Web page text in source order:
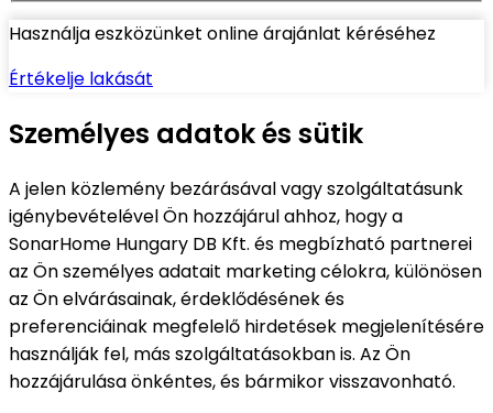
Használja eszközünket online árajánlat kéréséhez
Értékelje lakását
Személyes adatok és sütik
A jelen közlemény bezárásával vagy szolgáltatásunk
igénybevételével Ön hozzájárul ahhoz, hogy a
SonarHome Hungary DB Kft. és megbízható partnerei
az Ön személyes adatait marketing célokra, különösen
az Ön elvárásainak, érdeklődésének és
preferenciáinak megfelelő hirdetések megjelenítésére
használják fel, más szolgáltatásokban is. Az Ön
hozzájárulása önkéntes, és bármikor visszavonható.